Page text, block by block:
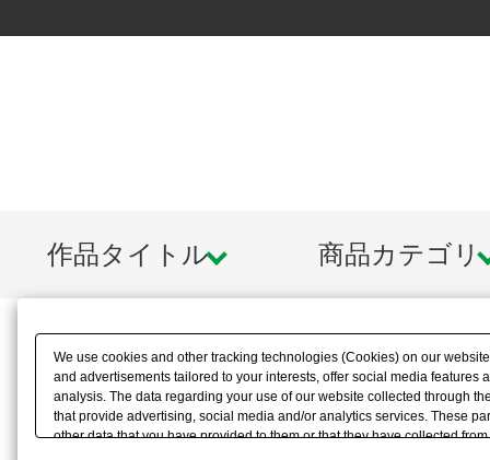
作品タイトル 商品カテゴリ
We use cookies and other tracking technologies (Cookies) on our
and advertisements tailored to your interests, offer social media features
analysis. The data regarding your use of our website collected through
that provide advertising, social media and/or analytics services. These
other data that you have provided to them or that they have collected